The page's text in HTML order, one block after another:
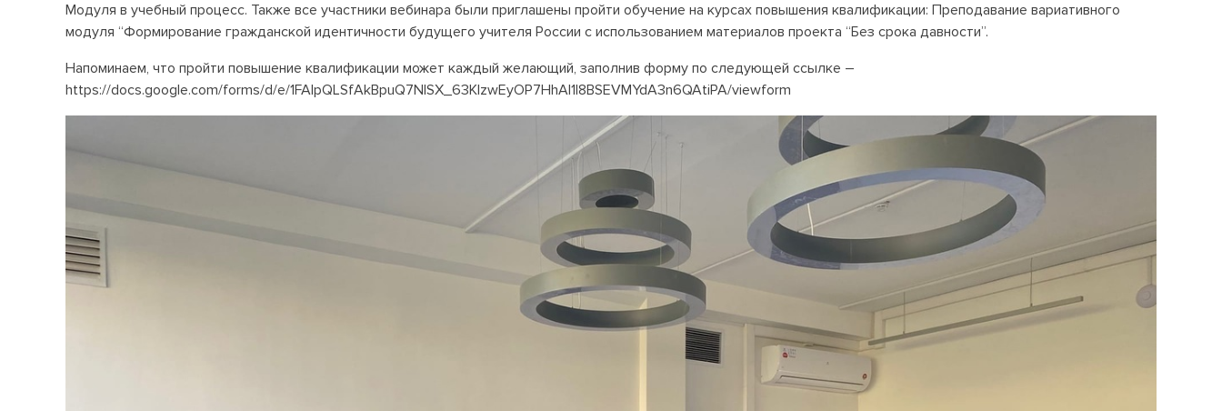
Модуля в учебный процесс. Также все участники вебинара были приглашены пройти обучение на курсах повышения квалификации: Преподавание вариативного
модуля “Формирование гражданской идентичности будущего учителя России с использованием материалов проекта “Без срока давности”.
Напоминаем, что пройти повышение квалификации может каждый желающий, заполнив форму по следующей ссылке –
https://docs.google.com/forms/d/e/1FAIpQLSfAkBpuQ7NISX_63KlzwEyOP7HhAl1I8BSEVMYdA3n6QAtiPA/viewform